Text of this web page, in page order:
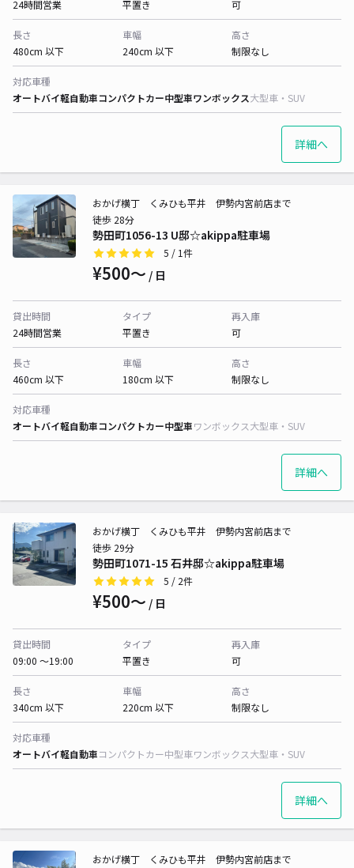
24時間営業
平置き
可
長さ
480cm 以下
車幅
240cm 以下
高さ
制限なし
対応車種
オートバイ軽自動車コンパクトカー中型車ワンボックス大型車・SUV
詳細へ
勢田町1056-13 U邸☆akippa駐車場
おかげ横丁 くみひも平井 伊勢内宮前店まで
徒歩 28分
5 / 1件
¥500〜 / 日
貸出時間
24時間営業
タイプ
平置き
再入庫
可
長さ
460cm 以下
車幅
180cm 以下
高さ
制限なし
対応車種
オートバイ軽自動車コンパクトカー中型車ワンボックス大型車・SUV
詳細へ
勢田町1071-15 石井邸☆akippa駐車場
おかげ横丁 くみひも平井 伊勢内宮前店まで
徒歩 29分
5 / 2件
¥500〜 / 日
貸出時間
09:00 〜19:00
タイプ
平置き
再入庫
可
長さ
340cm 以下
車幅
220cm 以下
高さ
制限なし
対応車種
オートバイ軽自動車コンパクトカー中型車ワンボックス大型車・SUV
詳細へ
おかげ横丁 くみひも平井 伊勢内宮前店まで